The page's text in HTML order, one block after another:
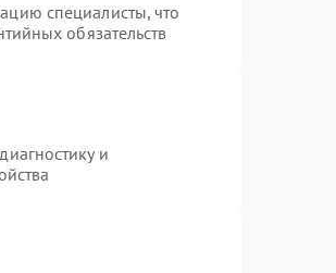
специалисты, что
обязательств
и